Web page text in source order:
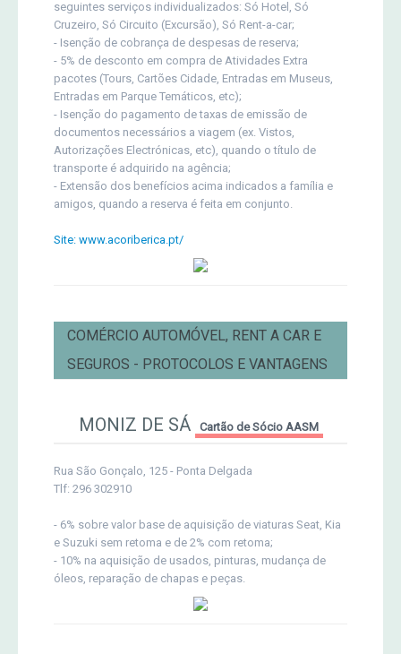
seguintes serviços individualizados: Só Hotel, Só
Cruzeiro, Só Circuito (Excursão), Só Rent-a-car;
- Isenção de cobrança de despesas de reserva;
- 5% de desconto em compra de Atividades Extra
pacotes (Tours, Cartões Cidade, Entradas em Museus,
Entradas em Parque Temáticos, etc);
- Isenção do pagamento de taxas de emissão de
documentos necessários a viagem (ex. Vistos,
Autorizações Electrónicas, etc), quando o título de
transporte é adquirido na agência;
- Extensão dos benefícios acima indicados a família e
amigos, quando a reserva é feita em conjunto.
Site: www.acoriberica.pt/
COMÉRCIO AUTOMÓVEL, RENT A CAR E
SEGUROS - PROTOCOLOS E VANTAGENS
MONIZ DE SÁ Cartão de Sócio AASM
Rua São Gonçalo, 125 - Ponta Delgada
Tlf: 296 302910
- 6% sobre valor base de aquisição de viaturas Seat, Kia
e Suzuki sem retoma e de 2% com retoma;
- 10% na aquisição de usados, pinturas, mudança de
óleos, reparação de chapas e peças.